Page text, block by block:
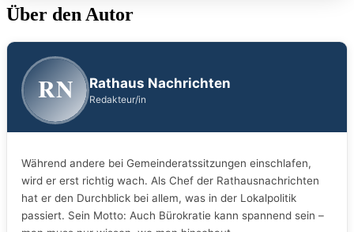
Über den Autor
RN Rathaus Nachrichten
Redakteur/in
Während andere bei Gemeinderatssitzungen einschlafen,
wird er erst richtig wach. Als Chef der Rathausnachrichten
hat er den Durchblick bei allem, was in der Lokalpolitik
passiert. Sein Motto: Auch Bürokratie kann spannend sein –